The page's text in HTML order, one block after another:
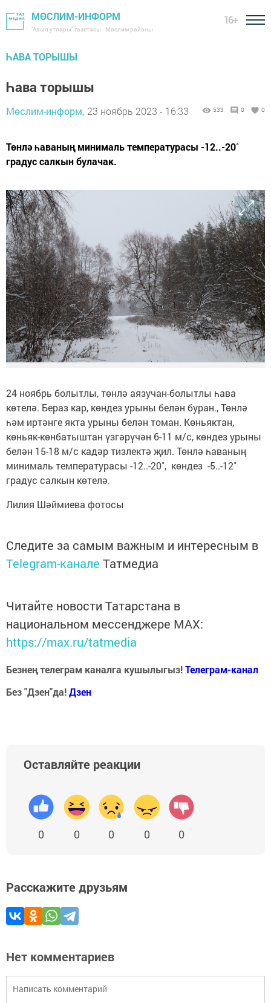
МӨСЛИМ-ИНФОРМ
"Авыл утлары" газетасы - Мөслим районы
16+
ҺАВА ТОРЫШЫ
Һава торышы
Мөслим-информ, 23 ноябрь 2023 - 16:33 533 0 0
Төнлә һаваның минималь температурасы -12..-20˚
градус салкын булачак.
24 ноябрь болытлы, төнлә аязучан-болытлы һава
көтелә. Бераз кар, көндез урыны белән буран., Төнлә
һәм иртәнге якта урыны белән томан. Көньяктан,
көньяк-көнбатыштан үзгәрүчән 6-11 м/с, көндез урыны
белән 15-18 м/с кадәр тизлектә җил. Төнлә һаваның
минималь температурасы -12..-20˚, көндез -5..-12˚
градус салкын көтелә.
Лилия Шәймиева фотосы
Следите за самым важным и интересным в
Telegram-канале Татмедиа
Читайте новости Татарстана в
национальном мессенджере MАХ:
https://max.ru/tatmedia
Безнең телеграм каналга кушылыгыз!Телеграм-канал
Без "Дзен"да!Дзен
Оставляйте реакции
0 0 0 0 0
Расскажите друзьям
Нет комментариев